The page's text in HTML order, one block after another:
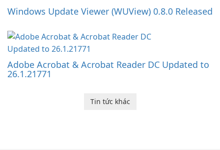
Windows Update Viewer (WUView) 0.8.0 Released
Adobe Acrobat & Acrobat Reader DC Updated to
26.1.21771
Tin tức khác